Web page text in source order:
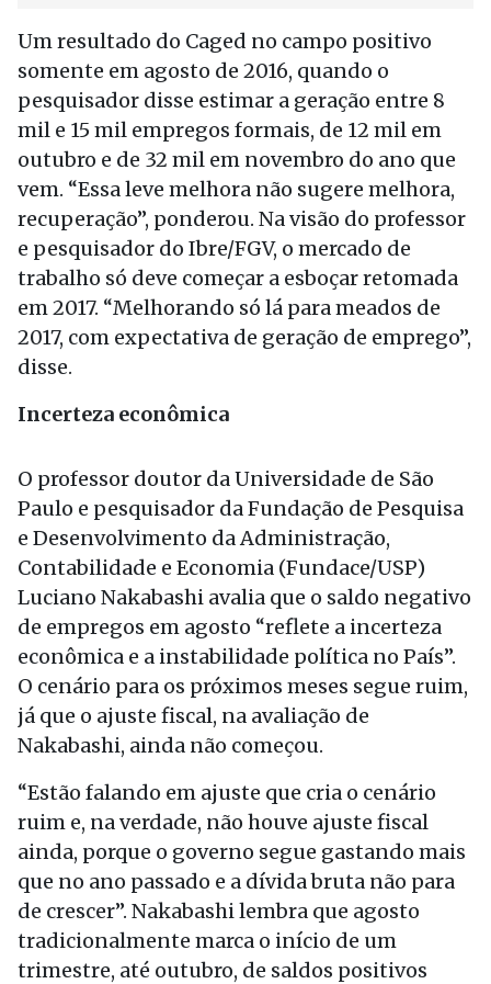
Um resultado do Caged no campo positivo
somente em agosto de 2016, quando o
pesquisador disse estimar a geração entre 8
mil e 15 mil empregos formais, de 12 mil em
outubro e de 32 mil em novembro do ano que
vem. “Essa leve melhora não sugere melhora,
recuperação”, ponderou. Na visão do professor
e pesquisador do Ibre/FGV, o mercado de
trabalho só deve começar a esboçar retomada
em 2017. “Melhorando só lá para meados de
2017, com expectativa de geração de emprego”,
disse.
Incerteza econômica
O professor doutor da Universidade de São
Paulo e pesquisador da Fundação de Pesquisa
e Desenvolvimento da Administração,
Contabilidade e Economia (Fundace/USP)
Luciano Nakabashi avalia que o saldo negativo
de empregos em agosto “reflete a incerteza
econômica e a instabilidade política no País”.
O cenário para os próximos meses segue ruim,
já que o ajuste fiscal, na avaliação de
Nakabashi, ainda não começou.
“Estão falando em ajuste que cria o cenário
ruim e, na verdade, não houve ajuste fiscal
ainda, porque o governo segue gastando mais
que no ano passado e a dívida bruta não para
de crescer”. Nakabashi lembra que agosto
tradicionalmente marca o início de um
trimestre, até outubro, de saldos positivos